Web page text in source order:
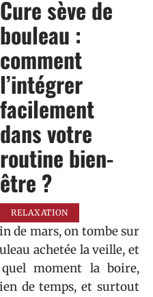
Cure sève de
bouleau :
comment
l’intégrer
facilement
dans votre
routine bien-
être ?
RELAXATION
de mars, on tombe sur
achetée la veille, et
moment la boire,
de temps, et surtout